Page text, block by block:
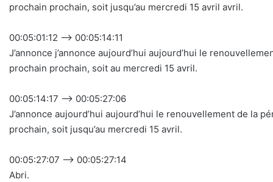
prochain prochain, soit jusqu’au mercredi 15 avril avril.
00:05:01:12 –> 00:05:14:11
J’annonce j’annonce aujourd’hui aujourd’hui le
prochain prochain, soit au mercredi 15 avril.
00:05:14:17 –> 00:05:27:06
J’annonce aujourd’hui aujourd’hui le renouvellement de la
prochain, soit jusqu’au mercredi 15 avril.
00:05:27:07 –> 00:05:27:14
Abri.